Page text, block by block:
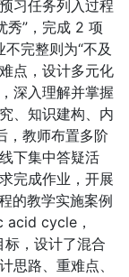
习任务列入过程
秀”，完成 2 项
不完整则为“不及
点，设计多元化
深入理解并掌握
、知识建构、内
，教师布置多阶
下集中答疑活
完成作业，开展
的教学实施案例
acid cycle，
标，设计了混合
思路、重难点、